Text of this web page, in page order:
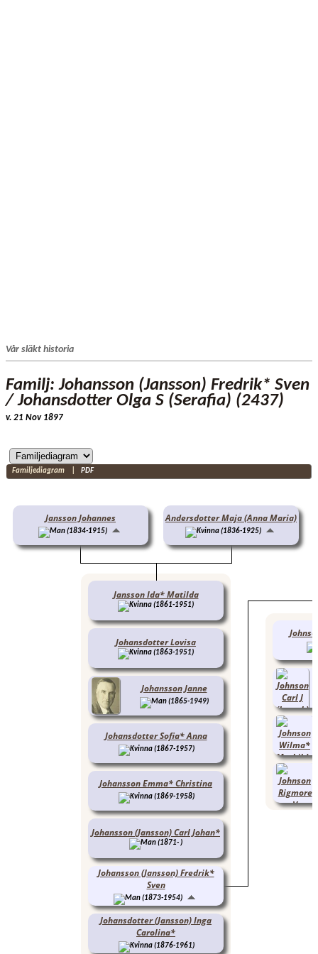
Vår släkt historia
Familj: Johansson (Jansson) Fredrik* Sven
/ Johansdotter Olga S (Serafia) (2437)
v. 21 Nov 1897
Familjediagram PDF
Jansson Johannes
(1834-1915)
Andersdotter Maja (Anna Maria)
(1836-1925)
Jansson Ida* Matilda
(1861-1951)
Johansdotter Lovisa
(1863-1951)
Johansson Janne
(1865-1949)
Johansdotter Sofia* Anna
(1867-1957)
Johansson Emma* Christina
(1869-1958)
Johansson (Jansson) Carl Johan*
(1871- )
Johansdotter (Jansson) Inga
Carolina*
(1876-1961)
Johansson (Jansson) Fredrik*
Sven
(1873-1954)